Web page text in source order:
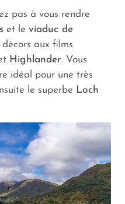
pas à vous rendre
et le viaduc de
aux films
Highlander. Vous
idéal pour une très
le superbe Loch